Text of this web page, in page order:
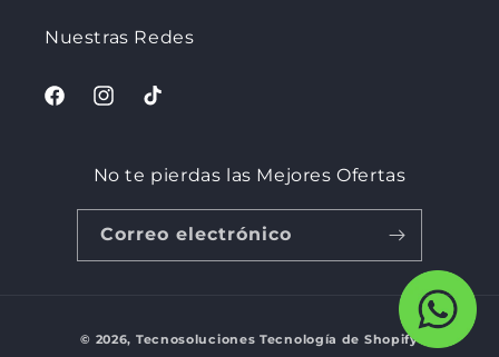
Nuestras Redes
FacebookInstagram
TikTok
No te pierdas las Mejores Ofertas
Correo electrónico
© 2026, Tecnosoluciones Tecnología de Shopify